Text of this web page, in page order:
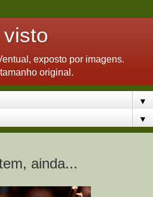
exposto por imagens.
original.
▼
▼
ainda...